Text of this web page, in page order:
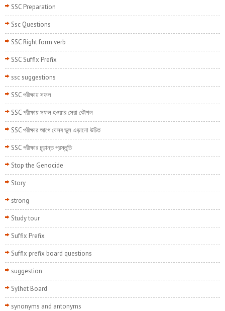
SSC Preparation
Ssc Questions
SSC Right form verb
SSC Suffix Prefix
ssc suggestions
SSC পরীক্ষায় সফল
SSC পরীক্ষায় সফল হওয়ার সেরা কৌশল
SSC পরীক্ষার আগে যেসব ভুল এড়ানো উচিত
SSC পরীক্ষার চূড়ান্ত প্রস্তুতি
Stop the Genocide
Story
strong
Study tour
Suffix Prefix
Suffix prefix board questions
suggestion
Sylhet Board
synonyms and antonyms